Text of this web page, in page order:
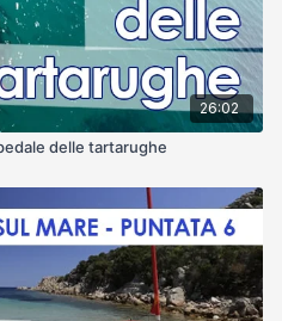
26:02
delle tartarughe